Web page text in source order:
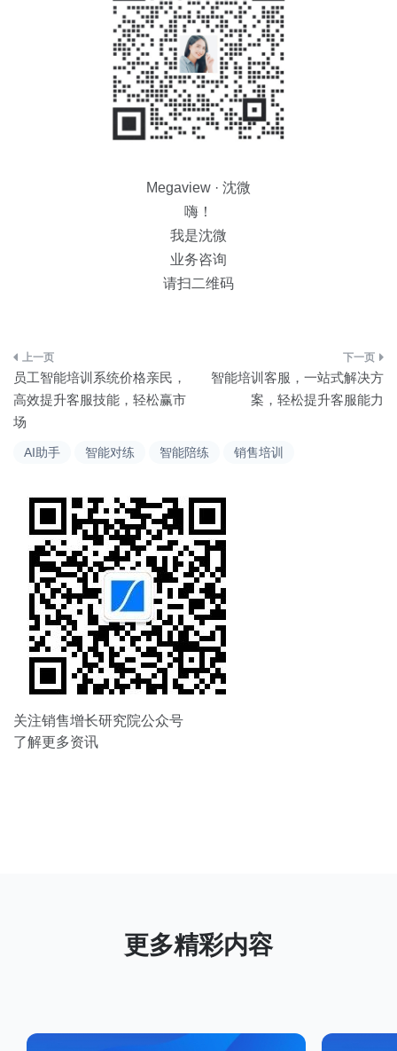
AI助手 智能对练 智能陪练 销售培训
Megaview · 沈微
嗨！
我是沈微
业务咨询
请扫二维码
文
章
导
员工智能培训系统价格亲民，
高效提升客服技能，轻松赢市
场
智能培训客服，一站式解决方
案，轻松提升客服能力
关注销售增长研究院公众号
了解更多资讯